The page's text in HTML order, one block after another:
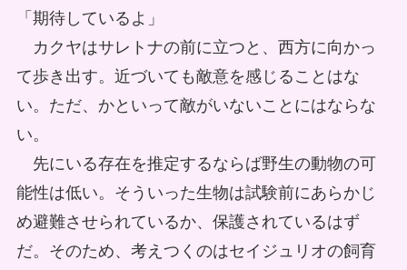
「期待しているよ」
カクヤはサレトナの前に立つと、西方に向かっ
て歩き出す。近づいても敵意を感じることはな
い。ただ、かといって敵がいないことにはならな
い。
先にいる存在を推定するならば野生の動物の可
能性は低い。そういった生物は試験前にあらかじ
め避難させられているか、保護されているはず
だ。そのため、考えつくのはセイジュリオの飼育